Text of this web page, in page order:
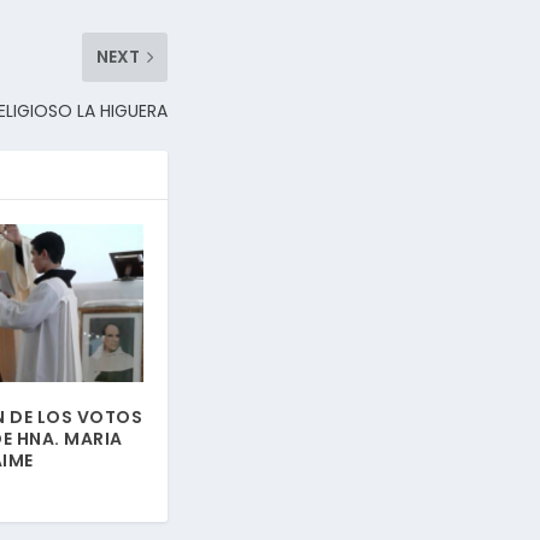
NEXT
LA HIGUERA
DE LOS VOTOS
HNA. MARIA